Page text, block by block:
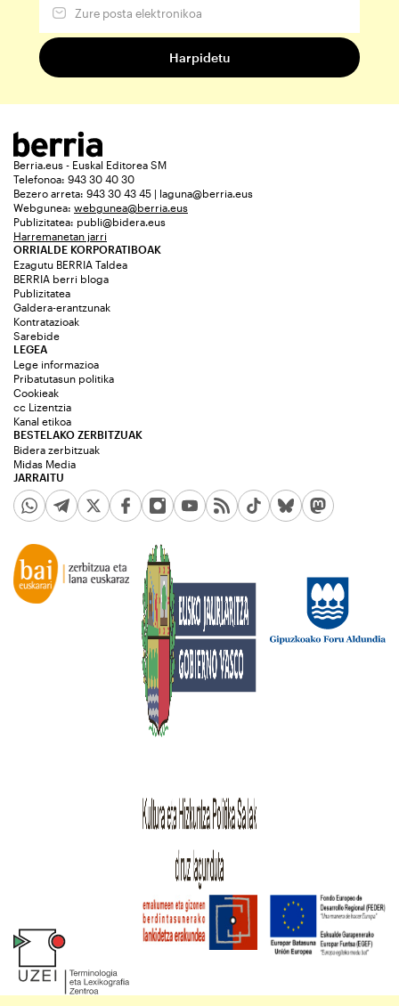
Berria.eus - Euskal Editorea SM
Telefonoa: 943 30 40 30
Bezero arreta: 943 30 43 45 | laguna@berria.eus
Webgunea: webgunea@berria.eus
Publizitatea: publi@bidera.eus
Harremanetan jarri
ORRIALDE KORPORATIBOAK
Ezagutu BERRIA Taldea
BERRIA berri bloga
Publizitatea
Galdera-erantzunak
Kontratazioak
Sarebide
JARRAITU
LEGEA
Lege informazioa
Pribatutasun politika
Cookieak
cc Lizentzia
Kanal etikoa
BESTELAKO ZERBITZUAK
Bidera zerbitzuak
Midas Media